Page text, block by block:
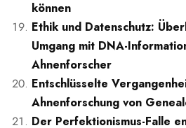
können
Ethik und Datenschutz:
Umgang mit DNA-
Ahnenforscher
Entschlüsselte
Ahnenforschung von
Der Perfektionismus-Falle